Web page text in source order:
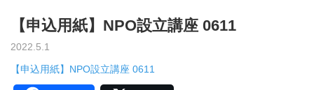
【申込用紙】NPO設立講座 0611
2022.5.1
【申込用紙】NPO設立講座 0611